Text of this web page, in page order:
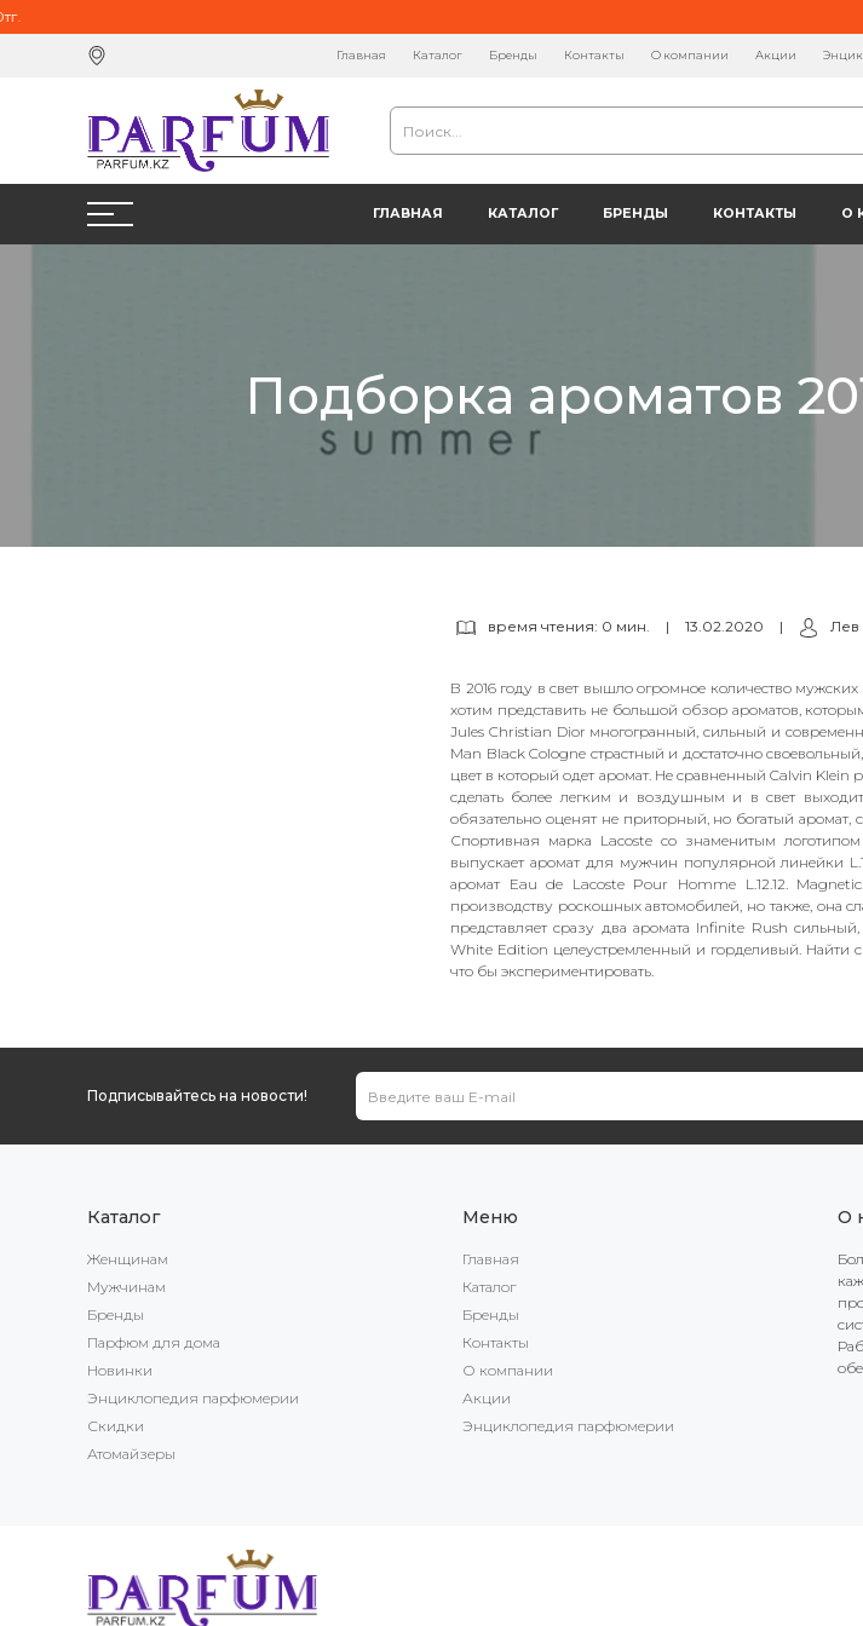
Главная Каталог Бренды Контакты О компании Акции
ГЛАВНАЯ КАТАЛОГ БРЕНДЫ КОНТАКТЫ О
Подборка ароматов
время чтения: 0 мин. | 13.02.2020 | Лев
В 2016 году в свет вышло огромное количество
хотим представить не большой обзор ароматов,
Jules Christian Dior многогранный, сильный и
Man Black Cologne страстный и достаточно
цвет в который одет аромат. Не сравненный Calvin
сделать более легким и воздушным и в свет
обязательно оценят не приторный, но богатый
Спортивная марка Lacoste со знаменитым
выпускает аромат для мужчин популярной линейки
аромат Eau de Lacoste Pour Homme L.12.12.
производству роскошных автомобилей, но также, она
представляет сразу два аромата Infinite Rush
White Edition целеустремленный и горделивый. Найти
что бы экспериментировать.
Подписывайтесь на новости!
Каталог
Женщинам
Мужчинам
Бренды
Парфюм для дома
Новинки
Энциклопедия парфюмерии
Скидки
Атомайзеры
Меню
Главная
Каталог
Бренды
Контакты
О компании
Акции
Энциклопедия парфюмерии
О